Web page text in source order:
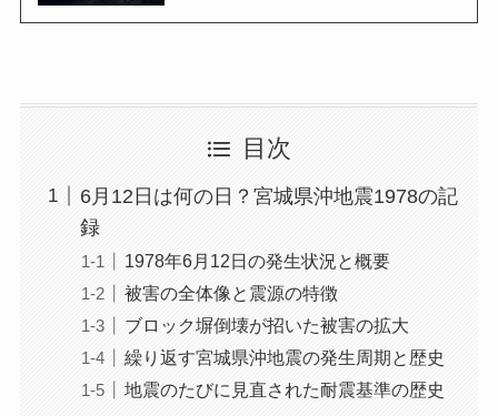
目次
6月12日は何の日？宮城県沖地震1978の記
録
1978年6月12日の発生状況と概要
被害の全体像と震源の特徴
ブロック塀倒壊が招いた被害の拡大
繰り返す宮城県沖地震の発生周期と歴史
地震のたびに見直された耐震基準の歴史